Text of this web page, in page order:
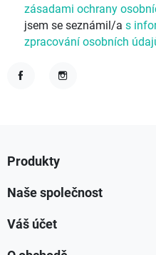
zásadami ochrany
jsem se seznámil/a s
zpracování osobních
Produkty
Naše společnost
Váš účet